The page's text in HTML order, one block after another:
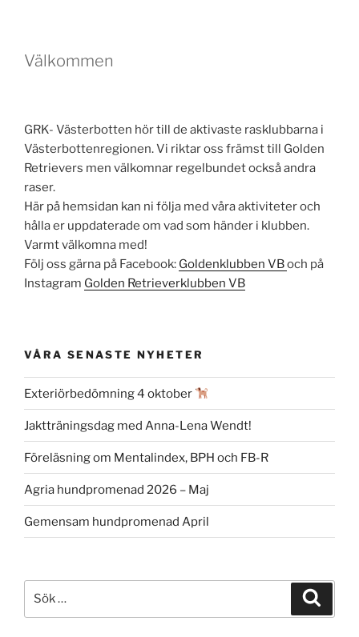
Välkommen
GRK- Västerbotten hör till de aktivaste rasklubbarna i
Västerbottenregionen. Vi riktar oss främst till Golden
Retrievers men välkomnar regelbundet också andra
raser.
Här på hemsidan kan ni följa med våra aktiviteter och
hålla er uppdaterade om vad som händer i klubben.
Varmt välkomna med!
Följ oss gärna på Facebook: Goldenklubben VBoch på
Instagram Golden Retrieverklubben VB
VÅRA SENASTE NYHETER
Exteriörbedömning 4 oktober
Jaktträningsdag med Anna-Lena Wendt!
Föreläsning om Mentalindex, BPH och FB-R
Agria hundpromenad 2026 – Maj
Gemensam hundpromenad April
efter: